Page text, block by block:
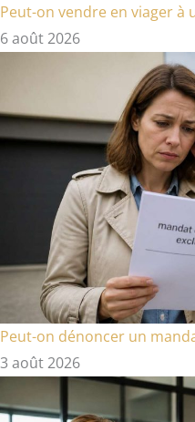
Peut-on vendre en viager à
6 août 2026
Peut-on dénoncer un
3 août 2026